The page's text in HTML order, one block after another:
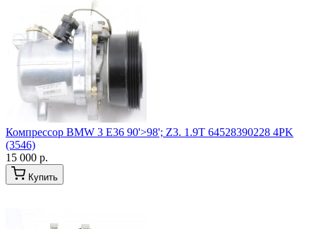
Компрессор BMW 3 E36 90'>98'; Z3. 1.9T 64528390228 4PK
(3546)
15 000 р.
Купить